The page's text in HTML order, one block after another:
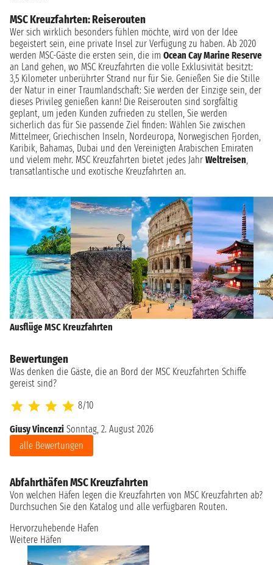
MSC Kreuzfahrten: Reiserouten
Wer sich wirklich besonders fühlen möchte, wird von der Idee
begeistert sein, eine private Insel zur Verfügung zu haben. Ab 2020
werden MSC-Gäste die ersten sein, die im Ocean Cay Marine Reserve
an Land gehen, wo MSC Kreuzfahrten die volle Exklusivität besitzt:
3,5 Kilometer unberührter Strand nur für Sie. Genießen Sie die Stille
der Natur in einer Traumlandschaft: Sie werden der Einzige sein, der
dieses Privileg genießen kann! Die Reiserouten sind sorgfältig
geplant, um jeden Kunden zufrieden zu stellen, Sie werden
sicherlich das für Sie passende Ziel finden: Wählen Sie zwischen
Mittelmeer, Griechischen Inseln, Nordeuropa, Norwegischen Fjorden,
Karibik, Bahamas, Dubai und den Vereinigten Arabischen Emiraten
und vielem mehr. MSC Kreuzfahrten bietet jedes Jahr Weltreisen,
transatlantische und exotische Kreuzfahrten an.
Ausflüge MSC Kreuzfahrten
Bewertungen
Was denken die Gäste, die an Bord der MSC Kreuzfahrten Schiffe
gereist sind?
8/10
Giusy Vincenzi Sonntag, 2. August 2026
alle Bewertungen
Abfahrthäfen MSC Kreuzfahrten
Von welchen Häfen legen die Kreuzfahrten von MSC Kreuzfahrten ab?
Durchsuchen Sie den Katalog und alle verfügbaren Routen.
Hervorzuhebende Hafen
Weitere Häfen